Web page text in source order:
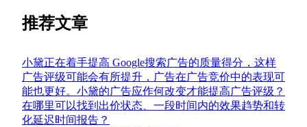
推荐文章
小黛正在着手提高 Google搜索广告的质量得分，这样
广告评级可能会有所提升，广告在广告竞价中的表现可
能也更好。小黛的广告应作何改变才能提高广告评级？
在哪里可以找到出价状态、一段时间内的效果趋势和转
化延迟时间报告？